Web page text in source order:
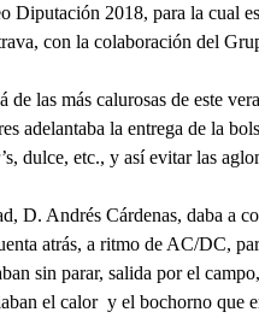
2018, para la cual
con la colaboración del
las más calurosas de este
adelantaba la entrega de la
dulce, etc., y así evitar las
D. Andrés Cárdenas, daba a
atrás, a ritmo de AC/DC,
sin parar, salida por el
el calor y el bochorno que